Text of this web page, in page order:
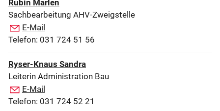
Rubin Marlen
Sachbearbeitung AHV-Zweigstelle
E-Mail
Telefon: 031 724 51 56
Ryser-Knaus Sandra
Leiterin Administration Bau
E-Mail
Telefon: 031 724 52 21